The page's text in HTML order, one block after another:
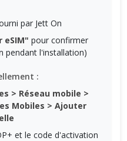
par Jett On
eSIM" pour confirmer
pendant l'installation)
:
> Réseau mobile >
Mobiles > Ajouter
et le code d'activation